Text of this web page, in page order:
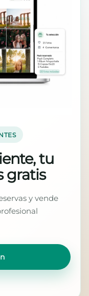
tu
gratis
y vende